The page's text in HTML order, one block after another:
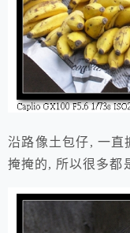
沿路像土包仔, 一直
掩掩的, 所以很多都